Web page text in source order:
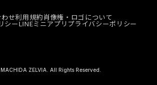
せ利用規約肖像権・ロゴについて
シーLINEミニアプリプライバシーポリシー
ZELVIA. All Rights Reserved.